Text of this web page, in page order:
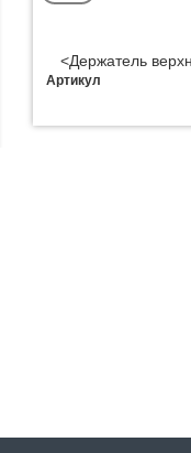
<Держатель
Артикул